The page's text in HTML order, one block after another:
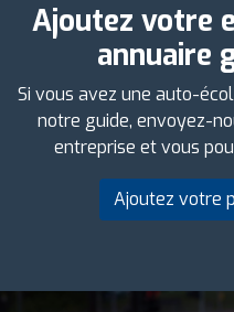
Ajoutez votre
annuaire
Si vous avez une auto-
notre guide, envoyez-
entreprise et vous
Ajoutez votre